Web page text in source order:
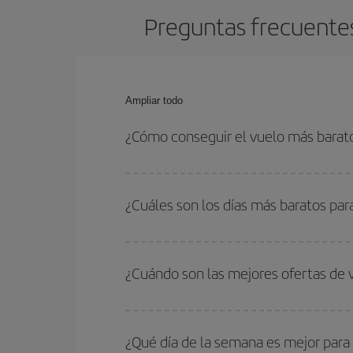
Preguntas
Ampliar todo
¿Cómo conseguir el vuelo más
las fechas y horarios de ida y vuelta.
¿Cuáles son los días más baratos
quieres ir y en qué fechas habías pensado
para que puedas encontrar la mejor oferta.
¿Cuándo son las mejores ofertas
periodos de vacaciones escolares son
¿Qué día de la semana es mejor